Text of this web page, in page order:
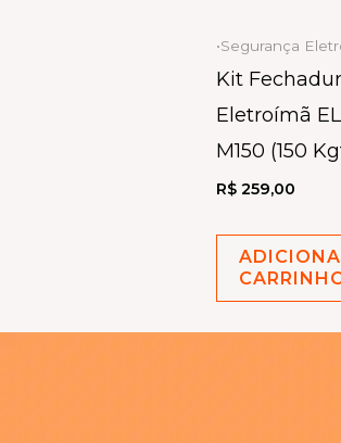
•Segurança
Kit
Eletroímã
M150 (150
R$ 259,00